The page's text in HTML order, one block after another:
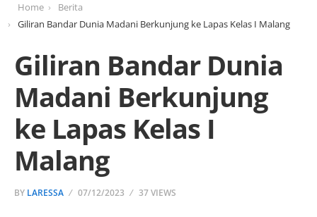
Home
Berita
Giliran Bandar Dunia Madani Berkunjung ke Lapas Kelas I Malang
Giliran Bandar Dunia
Madani Berkunjung
ke Lapas Kelas I
Malang
BY LARESSA 07/12/2023 37 VIEWS